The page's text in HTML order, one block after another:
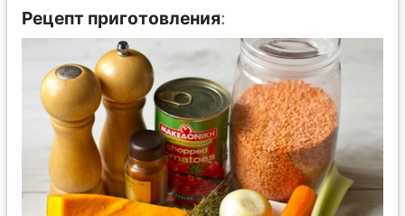
Рецепт приготовления: